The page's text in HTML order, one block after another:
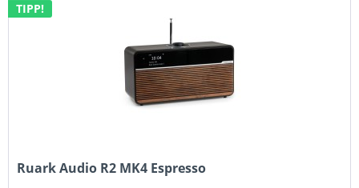
TIPP!
Ruark Audio R2 MK4 Espresso